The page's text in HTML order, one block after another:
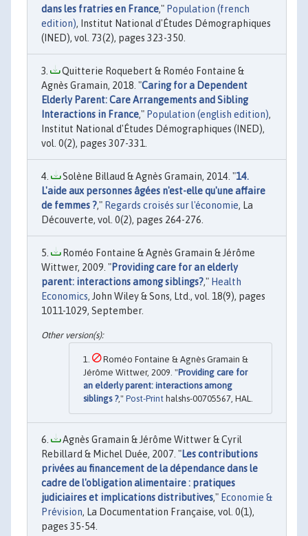
dans les fratries en France," Population (french
edition), Institut National d'Études Démographiques
(INED), vol. 73(2), pages 323-350.
Quitterie Roquebert & Roméo Fontaine &
Agnès Gramain, 2018. "Caring for a Dependent
Elderly Parent: Care Arrangements and Sibling
Interactions in France," Population (english edition),
Institut National d'Études Démographiques (INED),
vol. 0(2), pages 307-331.
Solène Billaud & Agnès Gramain, 2014. "14.
L'aide aux personnes âgées n'est-elle qu'une affaire
de femmes ?," Regards croisés sur l'économie, La
Découverte, vol. 0(2), pages 264-276.
Roméo Fontaine & Agnès Gramain & Jérôme
Wittwer, 2009. "Providing care for an elderly
parent: interactions among siblings?," Health
Economics, John Wiley & Sons, Ltd., vol. 18(9), pages
1011-1029, September.
Roméo Fontaine & Agnès Gramain &
Jérôme Wittwer, 2009. "Providing care for
an elderly parent: interactions among
siblings ?," Post-Print halshs-00705567, HAL.
Agnès Gramain & Jérôme Wittwer & Cyril
Rebillard & Michel Duée, 2007. "Les contributions
privées au financement de la dépendance dans le
cadre de l'obligation alimentaire : pratiques
judiciaires et implications distributives," Economie &
Prévision, La Documentation Française, vol. 0(1),
pages 35-54.